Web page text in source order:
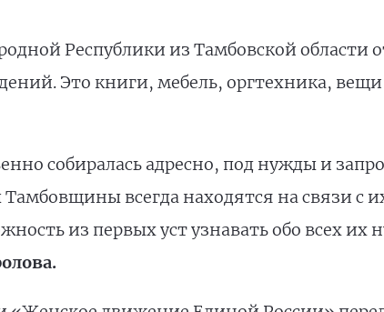
Республики из Тамбовской области
Это книги, мебель, оргтехника,
собиралась адресно, под нужды и
всегда находятся на связи с
из первых уст узнавать обо всех их